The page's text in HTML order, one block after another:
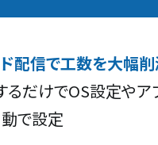
配信で工数を大幅
だけでOS設定やア
で設定